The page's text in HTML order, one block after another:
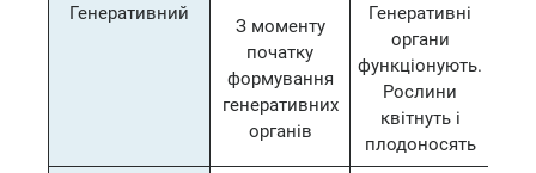
Генеративний
З моменту
початку
формування
генеративних
органів
Генеративні
органи
функціонують.
Рослини
квітнуть і
плодоносять